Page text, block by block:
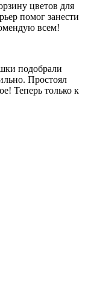
цветов для
помог занести
всем!
подобрали
Простоял
Теперь только к